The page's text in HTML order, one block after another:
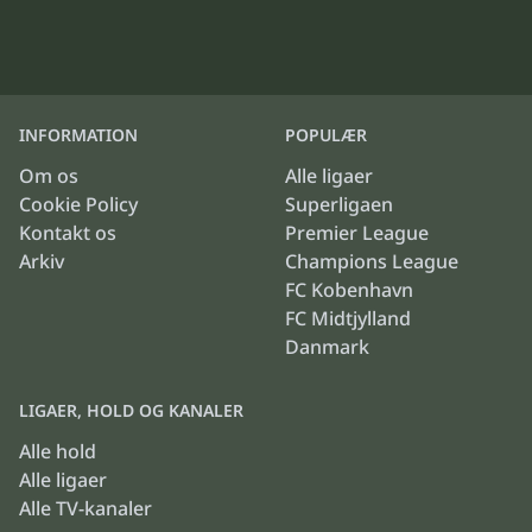
INFORMATION
Om os
Cookie Policy
Kontakt os
Arkiv
POPULÆR
Alle ligaer
Superligaen
Premier League
Champions League
FC Kobenhavn
FC Midtjylland
Danmark
LIGAER, HOLD OG KANALER
Alle hold
Alle ligaer
Alle TV-kanaler